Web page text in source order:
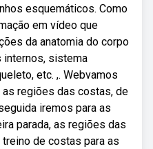
esquemáticos. Como
em vídeo que
da anatomia do corpo
internos, sistema
etc. ,. Webvamos
regiões das costas, de
iremos para as
parada, as regiões das
de costas para as